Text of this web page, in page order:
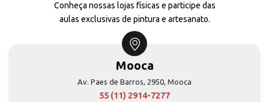
Conheça nossas lojas físicas e participe das
aulas exclusivas de pintura e artesanato.
Mooca
Av. Paes de Barros, 2950, Mooca
55 (11) 2914-7277